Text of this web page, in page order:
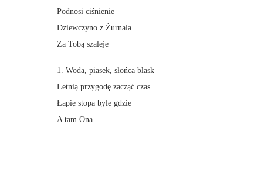
Podnosi ciśnienie
Dziewczyno z Żurnala
Za Tobą szaleje
1. Woda, piasek, słońca blask
Letnią przygodę zacząć czas
Łapię stopa byle gdzie
A tam Ona…